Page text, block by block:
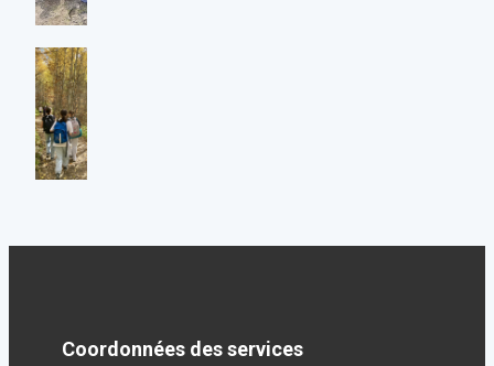
Coordonnées des services